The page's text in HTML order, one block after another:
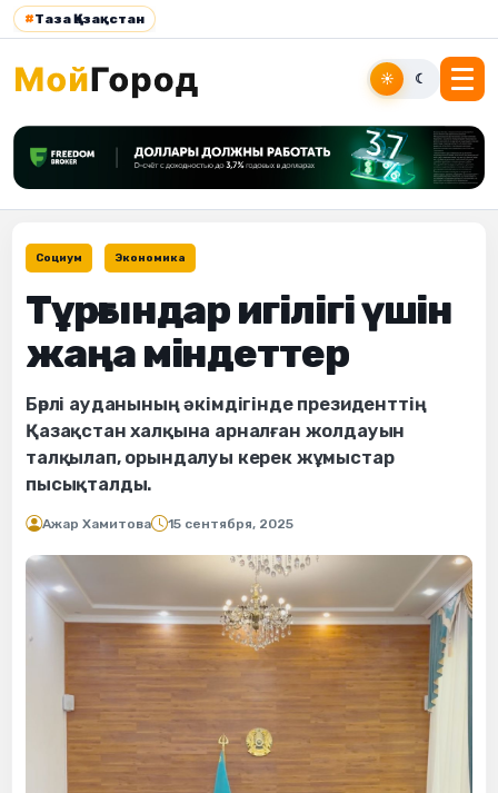
#Таза Қазақстан
☀ ☾
Социум Экономика
Тұрғындар игілігі үшін
жаңа міндеттер
Бөрлі ауданының әкімдігінде президенттің
Қазақстан халқына арналған жолдауын
талқылап, орындалуы керек жұмыстар
пысықталды.
Ажар Хамитова 15 сентября, 2025